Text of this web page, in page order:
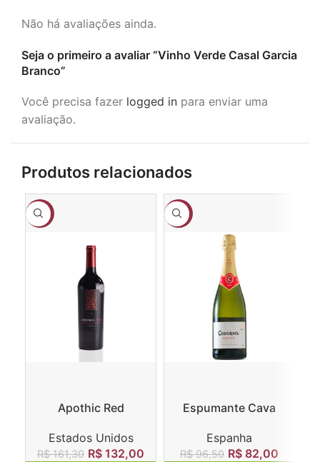
Não há avaliações ainda.
Seja o primeiro a avaliar “Vinho Verde Casal Garcia
Branco”
Você precisa fazer logged in para enviar uma
avaliação.
Produtos relacionados
-18%
Apothic Red
Estados Unidos
R$161,30 R$ 132,00
-15%
Espumante Cava
Espanha
R$96,50 R$ 82,00